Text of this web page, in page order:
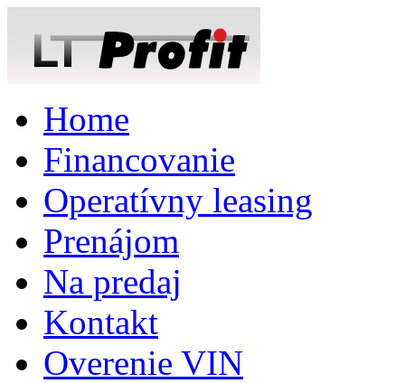
Home
Financovanie
Operatívny leasing
Prenájom
Na predaj
Kontakt
Overenie VIN